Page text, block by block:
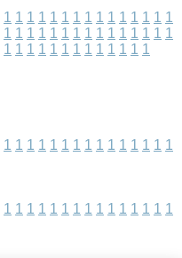
1 1 1 1 1 1 1 1 1 1 1 1 1 1 1
1 1 1 1 1 1 1 1 1 1 1 1 1 1 1
1 1 1 1 1 1 1 1 1 1 1 1 1
1 1 1 1 1 1 1 1 1 1 1 1 1 1 1
1 1 1 1 1 1 1 1 1 1 1 1 1 1 1